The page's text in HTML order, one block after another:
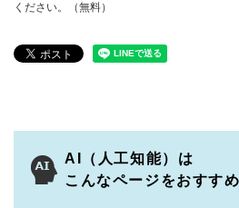
ください。（無料）
AI（人工知能）は
こんなページをおすす